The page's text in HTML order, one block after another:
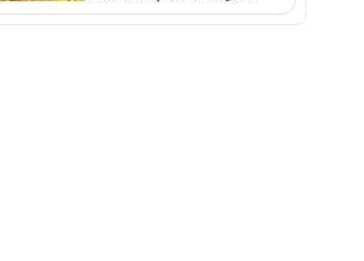
रिपोर्ट कार्ड